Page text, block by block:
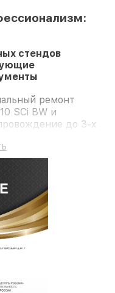
стендов
ремонт
SCi BW и
до 3-х